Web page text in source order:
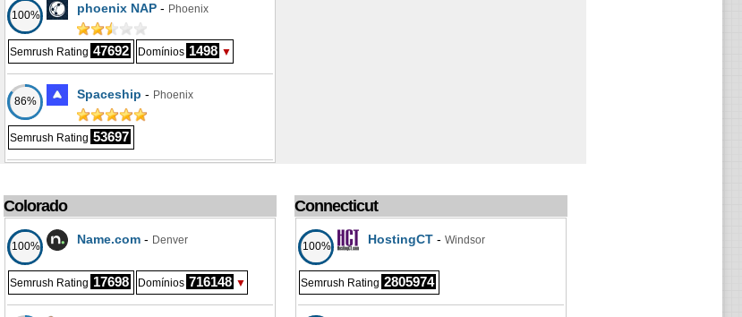
100% phoenix NAP - Phoenix
Semrush Rating 47692 Domínios 1498 ▼
86% Spaceship - Phoenix
Semrush Rating 53697
Colorado
100% Name.com - Denver
Semrush Rating 17698 Domínios 716148 ▼
Connecticut
100% HostingCT -Windsor
Semrush Rating 2805974